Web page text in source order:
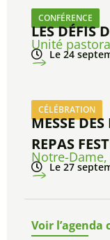
CONFÉRENCE
LES DÉFIS
Unité
Le 24
CÉLÉBRATION
MESSE
REPAS
Notre-Dame,
Le 27
Voir l’agenda